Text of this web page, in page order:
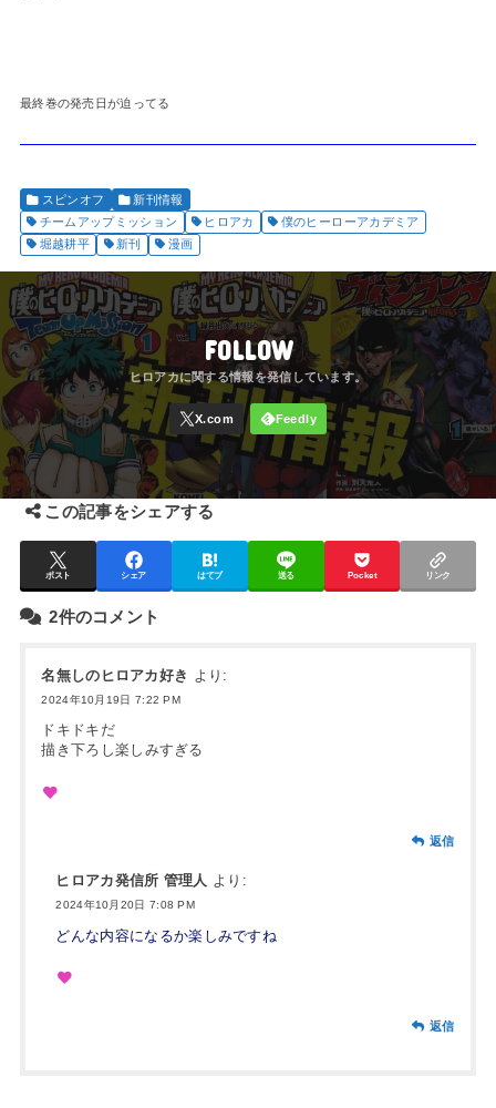
最終巻の発売日が迫ってる
スピンオフ
新刊情報
チームアップミッション
ヒロアカ
僕のヒーローアカデミア
堀越耕平
新刊 漫画
FOLLOW
この記事をシェアする
ポスト シェア はてブ 送る Pocket リンク
2件のコメント
名無しのヒロアカ好き より:
2024年10月19日 7:22 PM
ドキドキだ
描き下ろし楽しみすぎる
返信
ヒロアカ発信所 管理人 より:
2024年10月20日 7:08 PM
どんな内容になるか楽しみですね
返信